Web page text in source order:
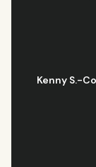
Gerente